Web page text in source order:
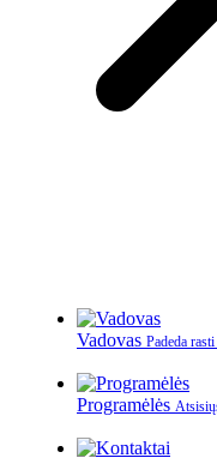
Vadovas Padeda
Programėlės